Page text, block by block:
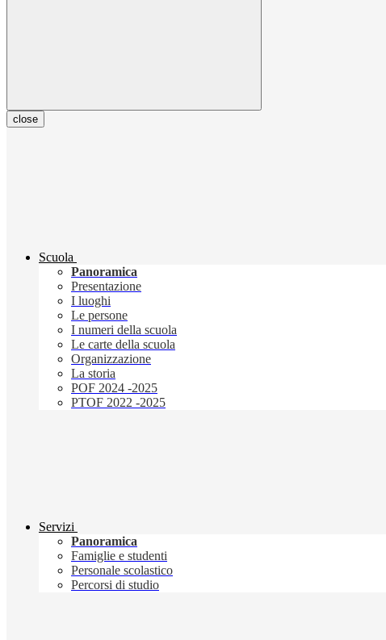
close
Scuola
Panoramica
Presentazione
I luoghi
Le persone
I numeri della scuola
Le carte della scuola
Organizzazione
La storia
POF 2024 -2025
PTOF 2022 -2025
Servizi
Panoramica
Famiglie e studenti
Personale scolastico
Percorsi di studio